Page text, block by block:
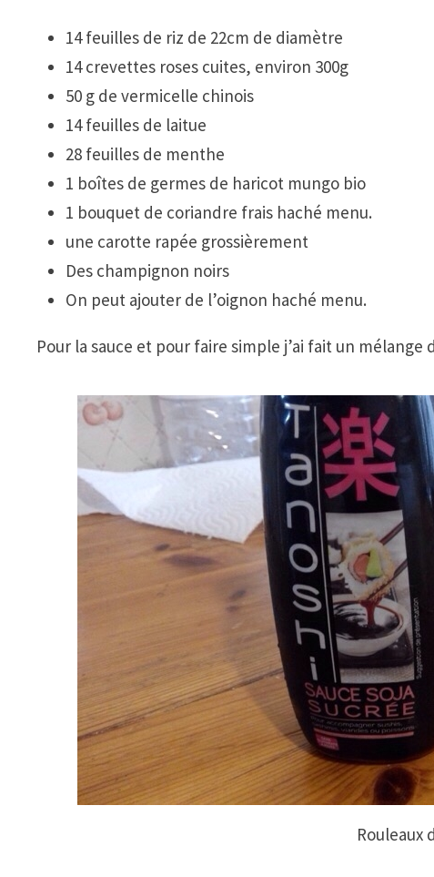
14 feuilles de riz de 22cm de diamètre
14 crevettes roses cuites, environ 300g
50 g de vermicelle chinois
14 feuilles de laitue
28 feuilles de menthe
1 boîtes de germes de haricot mungo bio
1 bouquet de coriandre frais haché menu.
une carotte rapée grossièrement
Des champignon noirs
On peut ajouter de l’oignon haché menu.
Pour la sauce et pour faire simple j’ai fait un mélange
Rouleaux